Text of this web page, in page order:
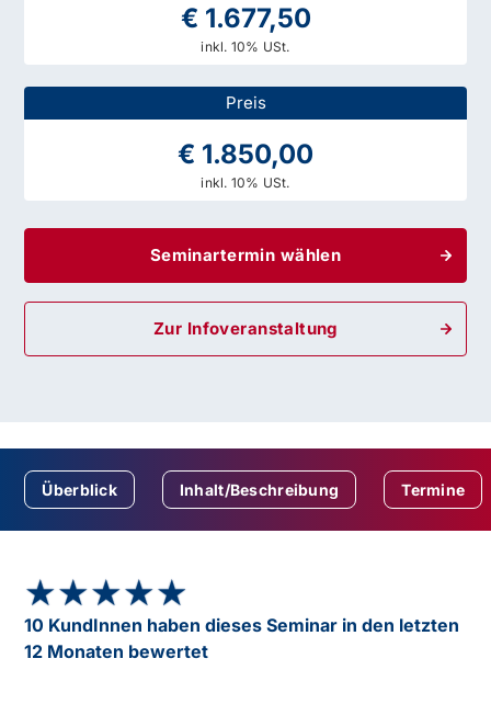
€ 1.677,50
inkl. 10% USt.
Preis
€ 1.850,00
inkl. 10% USt.
Seminartermin wählen
Zur Infoveranstaltung
Überblick Inhalt/Beschreibung Termine
★★★★★
★★★★★
10 KundInnen haben dieses Seminar in den letzten
12 Monaten bewertet